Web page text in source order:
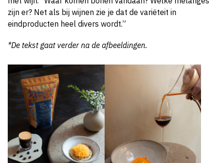
zijn er? Net als bij wijnen zie je dat de variëteit in
eindproducten heel divers wordt.”
*De tekst gaat verder na de afbeeldingen.